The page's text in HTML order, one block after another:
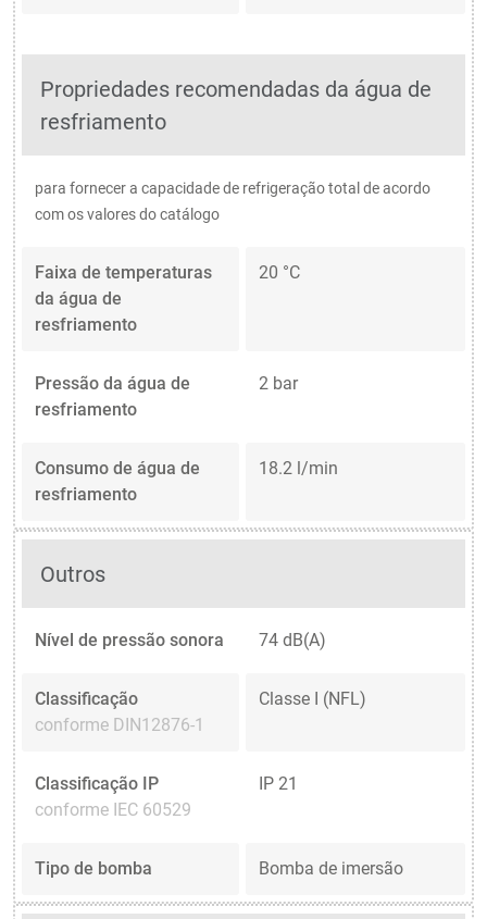
Propriedades recomendadas da água de
resfriamento
para fornecer a capacidade de refrigeração total de acordo
com os valores do catálogo
Faixa de temperaturas
da água de
resfriamento
20 °C
Pressão da água de
resfriamento
2 bar
Consumo de água de
resfriamento
18.2 l/min
Outros
Nível de pressão sonora 74 dB(A)
Classificação
conforme DIN12876-1
Classe I (NFL)
Classificação IP
conforme IEC 60529
IP 21
Tipo de bomba Bomba de imersão